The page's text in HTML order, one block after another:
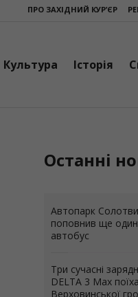
ПРО ЗАХІДНИЙ КУР’ЄР
громади Контури
Культура Історія
Останні
Автопарк
поповнив ще один
автобус
Три сучасні
DELTA 3 Max
Верховинської